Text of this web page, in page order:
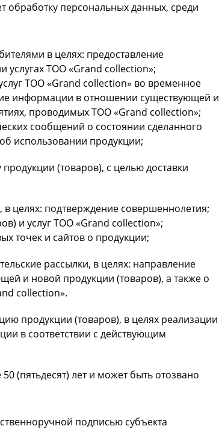
обработку персональных данных, среди
в целях: предоставление
услугах ТОО «Grand collection»;
ТОО «Grand collection» во временное
информации в отношении существующей и
проводимых ТОО «Grand collection»;
сообщений о состоянии сделанного
использовании продукции;
(товаров), с целью доставки
целях: подтверждение совершеннолетия;
и услуг ТОО «Grand collection»;
точек и сайтов о продукции;
рассылки, в целях: направление
и новой продукции (товаров), а также о
collection».
продукции (товаров), в целях реализации
в соответствии с действующим
(пятьдесят) лет и может быть отозвано
подписью субъекта